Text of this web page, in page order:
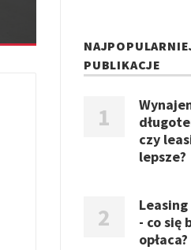
PUBLIKACJE
czy
lepsze?
- co się
opłaca?